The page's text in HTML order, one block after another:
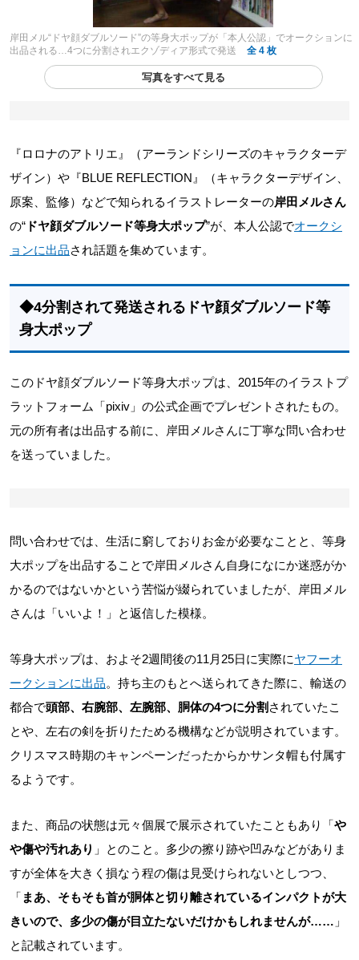
岸田メル“ドヤ顔ダブルソード”の等身大ポップが「本人公認」でオークションに
出品される…4つに分割されエクゾディア形式で発送
全 4 枚
写真をすべて見る
『ロロナのアトリエ』（アーランドシリーズのキャラクターデ
ザイン）や『BLUE REFLECTION』（キャラクターデザイン、
原案、監修）などで知られるイラストレーターの岸田メルさん
の“ ドヤ顔ダブルソード等身大ポップ”が、本人公認でオークシ
ョンに出品され話題を集めています。
◆4分割されて発送されるドヤ顔ダブルソード等
身大ポップ
このドヤ顔ダブルソード等身大ポップは、2015年のイラストプ
ラットフォーム「pixiv」の公式企画でプレゼントされたもの。
元の所有者は出品する前に、岸田メルさんに丁寧な問い合わせ
を送っていました。
問い合わせでは、生活に窮しておりお金が必要なことと、等身
大ポップを出品することで岸田メルさん自身になにか迷惑がか
かるのではないかという苦悩が綴られていましたが、岸田メル
さんは「いいよ！」と返信した模様。
等身大ポップは、およそ2週間後の11月25日に実際にヤフーオ
ークションに出品。持ち主のもとへ送られてきた際に、輸送の
都合で頭部、右腕部、左腕部、胴体の4つに分割 されていたこ
とや、左右の剣を折りたためる機構などが説明されています。
クリスマス時期のキャンペーンだったからかサンタ帽も付属す
るようです。
また、商品の状態は元々個展で展示されていたこともあり「や
や傷や汚れあり 」とのこと。多少の擦り跡や凹みなどがありま
すが全体を大きく損なう程の傷は見受けられないとしつつ、
「 まあ、そもそも首が胴体と切り離されているインパクトが大
きいので、多少の傷が目立たないだけかもしれませんが…… 」
と記載されています。